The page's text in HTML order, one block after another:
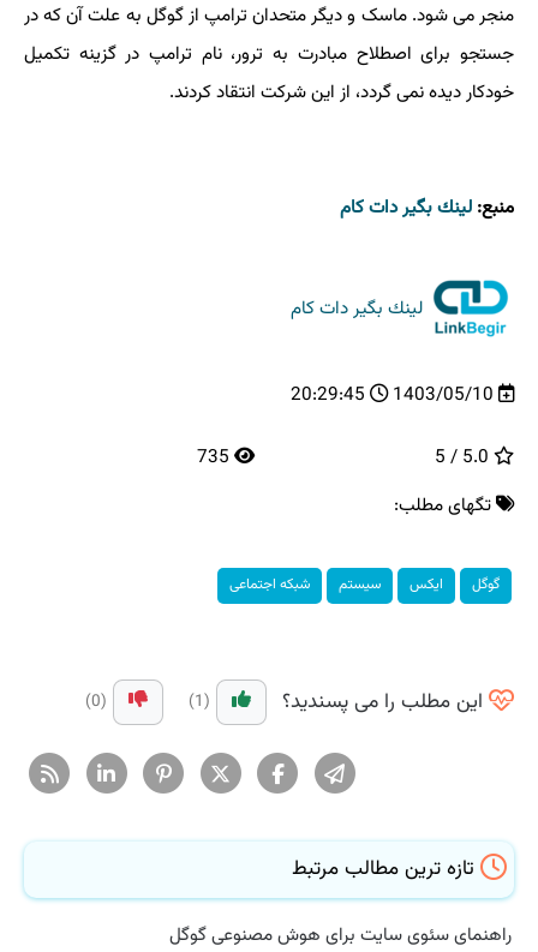
منجر می شود. ماسک و دیگر متحدان ترامپ از گوگل به علت آن که در
جستجو برای اصطلاح مبادرت به ترور، نام ترامپ در گزینه تکمیل
خودکار دیده نمی گردد، از این شرکت انتقاد کردند.
منبع: لینك بگیر دات كام
لینك بگیر دات كام
1403/05/10
20:29:45
تگهای مطلب:
گوگل ایکس سیستم شبكه اجتماعی
این مطلب را می پسندید؟ (1)
(0)
تازه ترین مطالب مرتبط
راهنمای سئوی سایت برای هوش مصنوعی گوگل